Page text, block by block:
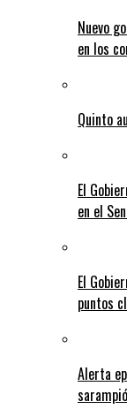
Nuevo
en los
Quinto
El
en el
El
puntos
Alerta